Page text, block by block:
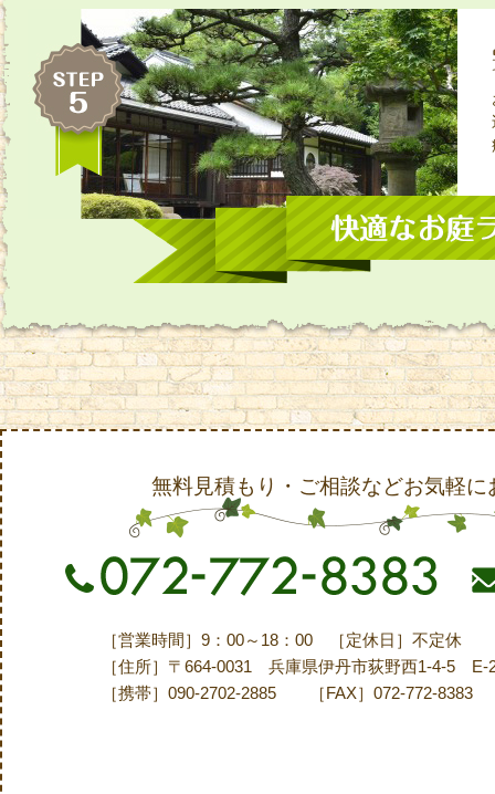
無料見積もり・ご相談などお気軽に
［営業時間］9：00～18：00 ［定休日］不定休
［住所］〒664-0031 兵庫県伊丹市荻野西1-4-5 E-
［携帯］090-2702-2885 ［FAX］072-772-8383